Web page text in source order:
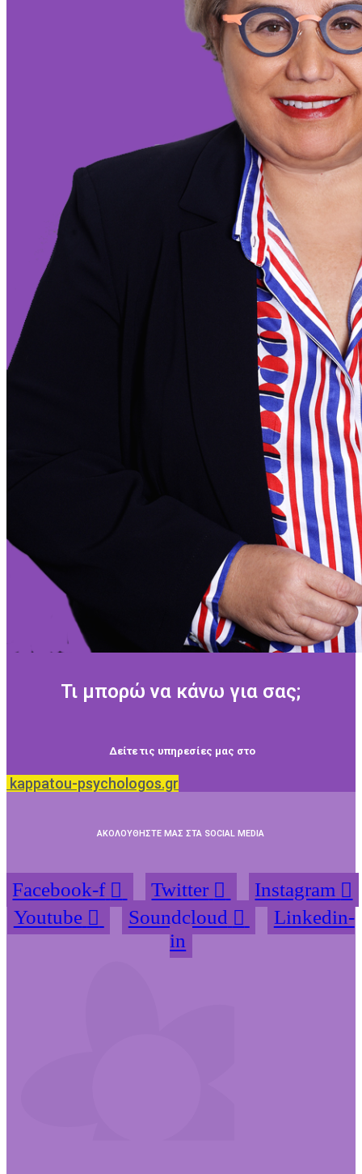
Τι μπορώ να κάνω για σας;
Δείτε τις υπηρεσίες μας στο
kappatou-psychologos.gr
ΑΚΟΛΟΥΘΗΣΤΕ ΜΑΣ ΣΤΑ SOCIAL MEDIA
Facebook-f Twitter
Instagram
Youtube
Soundcloud
Linkedin-
in